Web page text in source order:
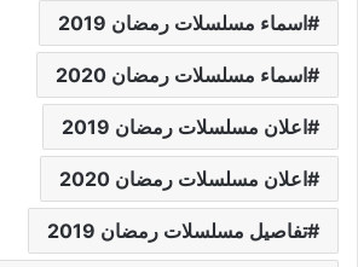
اسماء مسلسلات رمضان 2019
اسماء مسلسلات رمضان 2020
اعلان مسلسلات رمضان 2019
اعلان مسلسلات رمضان 2020
تفاصيل مسلسلات رمضان 2019